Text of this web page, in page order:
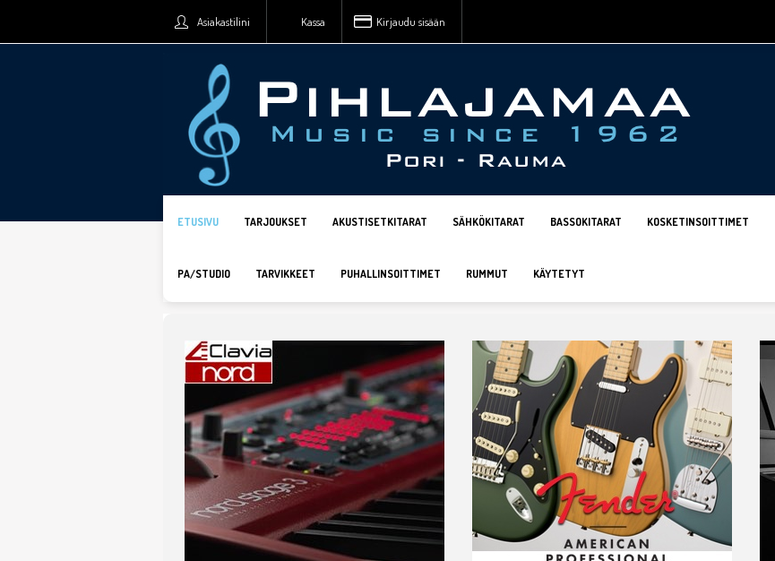
Asiakastilini Kassa Kirjaudu sisään
ETUSIVU TARJOUKSET AKUSTISETKITARAT SÄHKÖKITARAT BASSOKITARAT KOSKETINSOITTIMET
PA/STUDIO TARVIKKEET PUHALLINSOITTIMET RUMMUT KÄYTETYT